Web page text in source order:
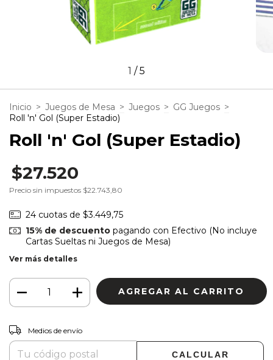
1 /5
Inicio > Juegos de Mesa > Juegos > GG Juegos >
Roll 'n' Gol (Super Estadio)
Roll 'n' Gol (Super Estadio)
$27.520
Precio sin impuestos $22.743,80
24 cuotas de $3.449,75
15% de descuentopagando con Efectivo (No incluye
Cartas Sueltas ni Juegos de Mesa)
Ver más detalles
Entregas para el CP:
Medios de envío
CALCULAR